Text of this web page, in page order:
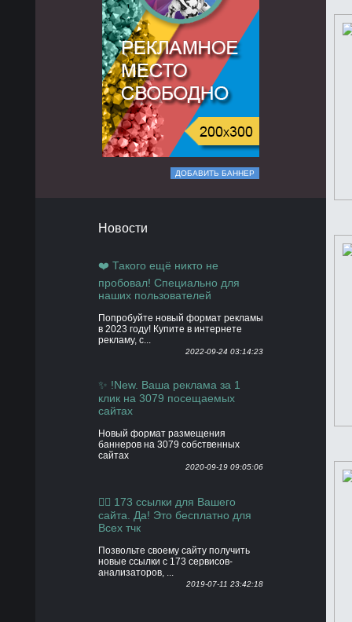
ДОБАВИТЬ БАННЕР
Новости
❤️ Такого ещё никто не
пробовал! Специально для
наших пользователей
Попробуйте новый формат рекламы
в 2023 году! Купите в интернете
рекламу, с...
2022-09-24 03:14:23
✨ !New. Ваша реклама за 1
клик на 3079 посещаемых
сайтах
Новый формат размещения
баннеров на 3079 собственных
сайтах
2020-09-19 09:05:06
👍🏻 173 ссылки для Вашего
сайта. Да! Это бесплатно для
Всех тчк
Позвольте своему сайту получить
новые ссылки с 173 сервисов-
анализаторов, ...
2019-07-11 23:42:18